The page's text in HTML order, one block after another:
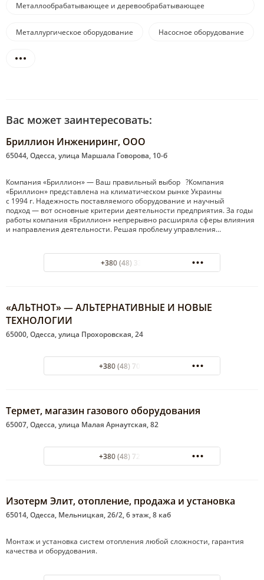
Металлообрабатывающее и деревообрабатывающее
Металлургическое оборудование Насосное оборудование
Вас может заинтересовать:
Бриллион Инжениринг, ООО
65044, Одесса, улица Маршала Говорова, 10-б
Компания «Бриллион» — Ваш правильный выбор ?Компания
«Бриллион» представлена на климатическом рынке Украины
с 1994 г. Надежность поставляемого оборудование и научный
подход — вот основные критерии деятельности предприятия. За годы
работы компания «Бриллион» непрерывно расширяла сферы влияния
и направления деятельности. Решая проблему управления…
+380 (48) 33-32-70
«АЛЬТНОТ» — АЛЬТЕРНАТИВНЫЕ И НОВЫЕ
ТЕХНОЛОГИИ
65000, Одесса, улица Прохоровская, 24
+380 (48) 700-49-38
Термет, магазин газового оборудования
65007, Одесса, улица Малая Арнаутская, 82
+380 (48) 722-89-63
Изотерм Элит, отопление, продажа и установка
65014, Одесса, Мельницкая, 26/2, 6 этаж, 8 каб
Монтаж и установка систем отопления любой сложности, гарантия
качества и оборудования.